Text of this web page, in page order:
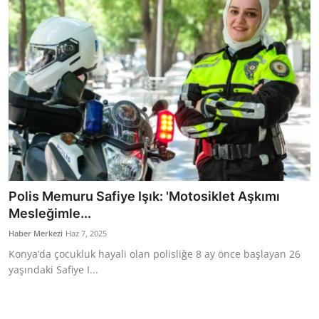
Bakanlıklar
Siyasi Partiler
Mülki İdare
Toplum ve Yaşam
Sivil Toplum Kuruluşları
Kamu Kurumları ve Üst Kurullar
Resmi Reklamlar
Polis Memuru Safiye Işık: 'Motosiklet Aşkımı
Mesleğimle...
Haber Merkezi Haz 7, 2025
Konya’da çocukluk hayali olan polisliğe 8 ay önce başlayan 26
yaşındaki Safiye I...